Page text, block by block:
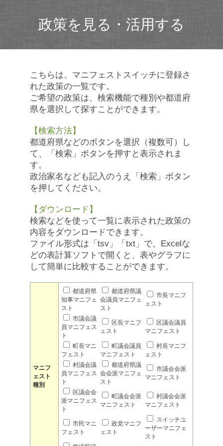
政策を見る・活用する
こちらは、マニフェストスイッチに登録さ
れた政策の一覧です。
ご希望の政策は、検索機能で種別や都道府
県を選択して探すことができます。
【検索方法】
都道府県などのボタンを選択（複数可）し
て、「検索」ボタンを押すと表示されま
す。
政治家名なども記入のうえ「検索」ボタン
を押してください。
【ダウンロード】
検索などを使って一覧に表示された政策の
内容をダウンロードできます。
ファイル形式は「tsv」「txt」で、Excelな
どの表計算ソフトで開くと、表やグラフに
して簡単に比較することができます。
マニフ
ェスト
種別
都道府県
知事マニフェ
スト
都道府県議
会議員マニフェ
スト
市長マニフ
ェスト
市議会議
員マニフェス
ト
区長マニフ
ェスト
区議会議員
マニフェスト
町長マニ
フェスト
町議会議員
マニフェスト
村長マニフ
ェスト
村議会議
員マニフェス
ト
都道府県議
会会派マニフェ
スト
市議会会派
マニフェスト
区議会会
派マニフェス
ト
町議会会派
マニフェスト
村議会会派
マニフェスト
市民マニ
フェスト
政党マニフ
ェスト
スイッチユ
ーザーマニフェ
スト